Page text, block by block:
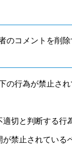
コメントを削除
の行為が禁止され
切と判断する行
禁止されている